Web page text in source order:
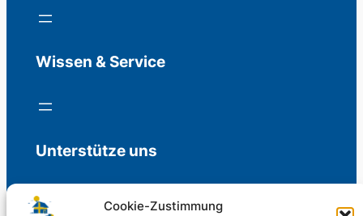
Cookie-Zustimmung
Wissen & Service
Unterstütze uns